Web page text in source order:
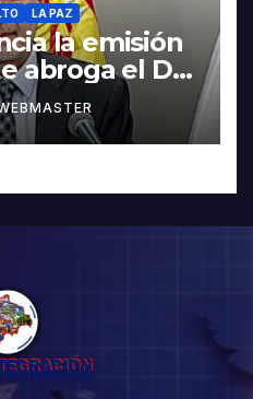
LA PAZ
la emisión
abroga el DS